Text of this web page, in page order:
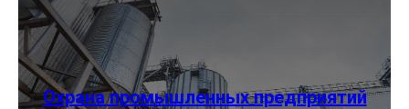
Охрана промышленных предприятий